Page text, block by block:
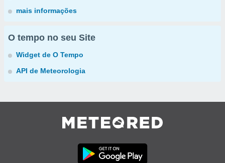
mais informações
O tempo no seu Site
Widget de O Tempo
API de Meteorologia